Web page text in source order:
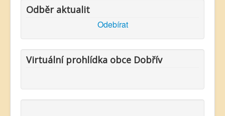
Odběr aktualit
Odebírat
Virtuální prohlídka obce Dobřív